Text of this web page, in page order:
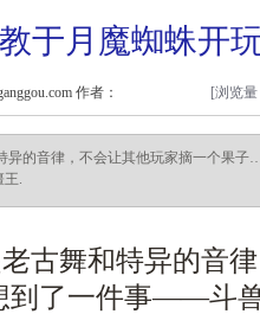
于月魔蜘蛛开
作者： [浏览
异的音律，不会让其他玩家摘一个
王.
古舞和特异的音
到了一件事——斗